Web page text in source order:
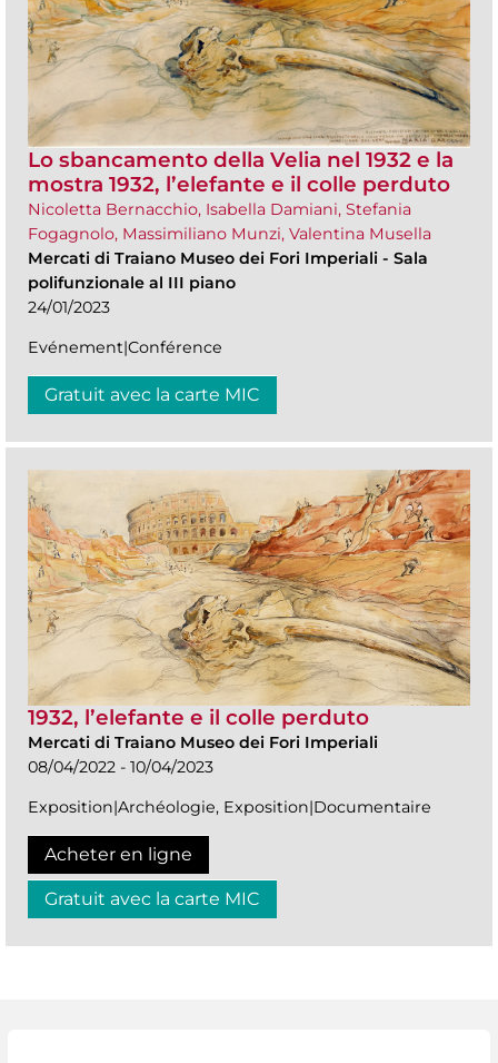
Lo sbancamento della Velia nel 1932 e la
mostra 1932, l’elefante e il colle perduto
Nicoletta Bernacchio, Isabella Damiani, Stefania
Fogagnolo, Massimiliano Munzi, Valentina Musella
Mercati di Traiano Museo dei Fori Imperiali - Sala
polifunzionale al III piano
24/01/2023
Evénement|Conférence
Gratuit avec la carte MIC
1932, l’elefante e il colle perduto
Mercati di Traiano Museo dei Fori Imperiali
08/04/2022 - 10/04/2023
Exposition|Archéologie, Exposition|Documentaire
Acheter en ligne
Gratuit avec la carte MIC